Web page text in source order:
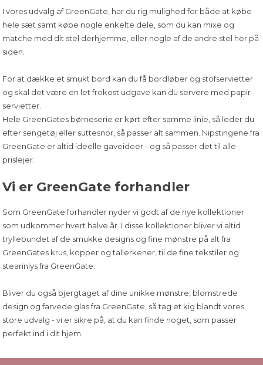
I vores udvalg af GreenGate, har du rig mulighed for både at købe
hele sæt samt købe nogle enkelte dele, som du kan mixe og
matche med dit stel derhjemme, eller nogle af de andre stel her på
siden
For at dække et smukt bord kan du få bordløber og stofservietter
og skal det være en let frokost udgave kan du servere med papir
servietter.
Hele GreenGates børneserie er kørt efter samme linie, så leder du
efter sengetøj eller suttesnor , så passer alt sammen. Nipstingene fra
GreenGate er altid ideelle gaveideer - og så passer det til alle
prislejer.
Vi er GreenGate forhandler
Som GreenGate forhandler nyder vi godt af de nye kollektioner
som udkommer hvert halve år. I disse kollektioner bliver vi altid
tryllebundet af de smukke designs og fine mønstre på alt fra
GreenGates krus, kopper og tallerkener, til de fine tekstiler og
stearinlys fra GreenGate.
Bliver du også bjergtaget af dine unikke mønstre, blomstrede
design og farvede glas fra GreenGate, så tag et kig blandt vores
store udvalg - vi er sikre på, at du kan finde noget, som passer
perfekt ind i dit hjem.